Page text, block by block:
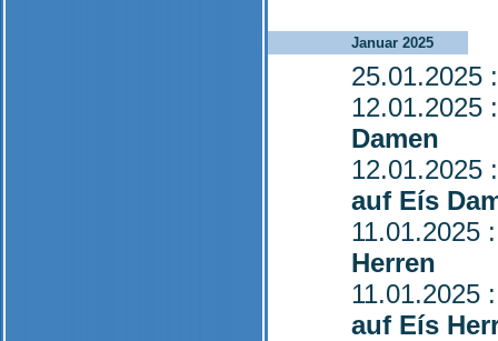
Januar 2025
25.01.2025
12.01.2025
Damen
12.01.2025
auf Eís
11.01.2025
Herren
11.01.2025
auf Eís